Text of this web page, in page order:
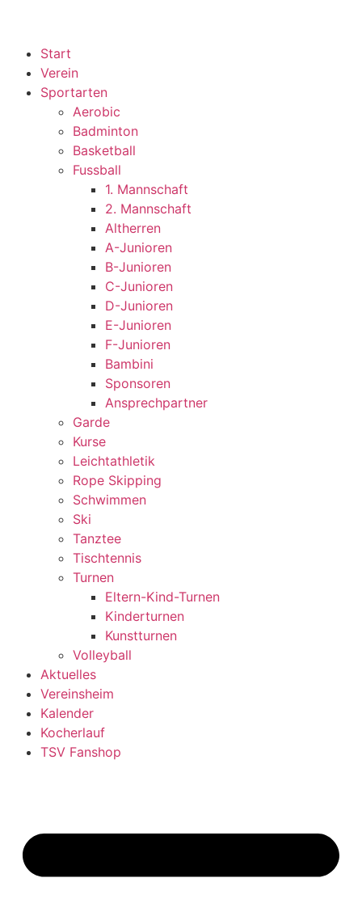
Start
Verein
Sportarten
Aerobic
Badminton
Basketball
Fussball
1. Mannschaft
2. Mannschaft
Altherren
A-Junioren
B-Junioren
C-Junioren
D-Junioren
E-Junioren
F-Junioren
Bambini
Sponsoren
Ansprechpartner
Garde
Kurse
Leichtathletik
Rope Skipping
Schwimmen
Ski
Tanztee
Tischtennis
Turnen
Eltern-Kind-Turnen
Kinderturnen
Kunstturnen
Volleyball
Aktuelles
Vereinsheim
Kalender
Kocherlauf
TSV Fanshop